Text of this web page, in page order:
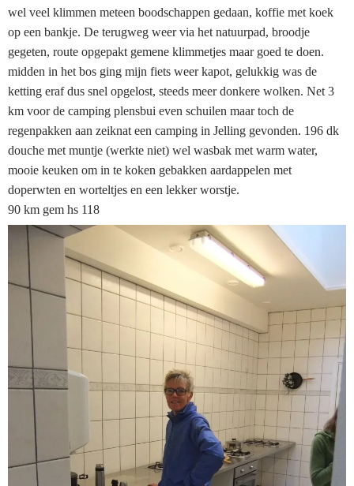
wel veel klimmen meteen boodschappen gedaan, koffie met koek
op een bankje. De terugweg weer via het natuurpad, broodje
gegeten, route opgepakt gemene klimmetjes maar goed te doen.
midden in het bos ging mijn fiets weer kapot, gelukkig was de
ketting eraf dus snel opgelost, steeds meer donkere wolken. Net 3
km voor de camping plensbui even schuilen maar toch de
regenpakken aan zeiknat een camping in Jelling gevonden. 196 dk
douche met muntje (werkte niet) wel wasbak met warm water,
mooie keuken om in te koken gebakken aardappelen met
doperwten en worteltjes en een lekker worstje.
90 km gem hs 118